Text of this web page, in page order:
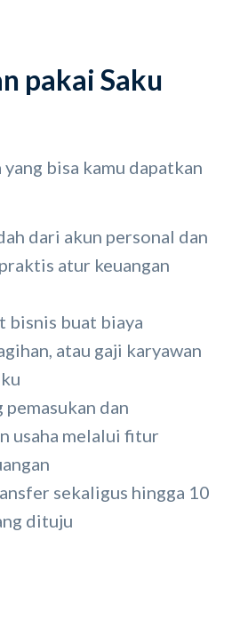
pakai Saku
yang bisa kamu dapatkan
dari akun personal dan
atur keuangan
bisnis buat biaya
atau gaji karyawan
dan
usaha melalui fitur
sekaligus hingga 10
dituju